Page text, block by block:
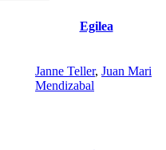
Egilea
Janne Teller, Juan Mari
Mendizabal